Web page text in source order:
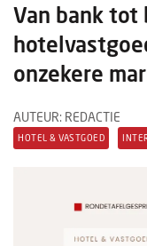
Hotelovernames
HM+
Jong & Ambitieus
Columns
Nieuwe hotels
Van bank tot
onzekere
AUTEUR: REDACTIE
HOTEL & VASTGOED